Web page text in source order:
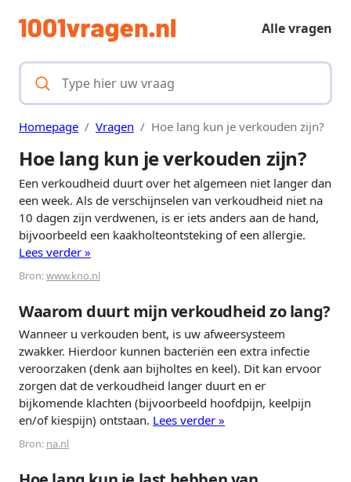
Alle vragen
Homepage Vragen Hoe lang kun je verkouden zijn?
Hoe lang kun je verkouden zijn?
Een verkoudheid duurt over het algemeen niet langer dan
een week. Als de verschijnselen van verkoudheid niet na
10 dagen zijn verdwenen, is er iets anders aan de hand,
bijvoorbeeld een kaakholteontsteking of een allergie.
Lees verder »
Bron:www.kno.nl
Waarom duurt mijn verkoudheid zo lang?
Wanneer u verkouden bent, is uw afweersysteem
zwakker. Hierdoor kunnen bacteriën een extra infectie
veroorzaken (denk aan bijholtes en keel). Dit kan ervoor
zorgen dat de verkoudheid langer duurt en er
bijkomende klachten (bijvoorbeeld hoofdpijn, keelpijn
en/of kiespijn) ontstaan. Lees verder »
Bron: na.nl